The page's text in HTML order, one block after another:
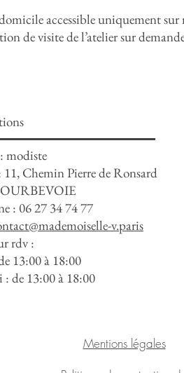
accessible uniquement sur
de visite de l’atelier sur
modiste
11, Chemin Pierre de Ronsard
: 06 27 34 74 77
v.paris
rdv :
13:00 à 18:00
de 13:00 à 18:00
Mentions légales